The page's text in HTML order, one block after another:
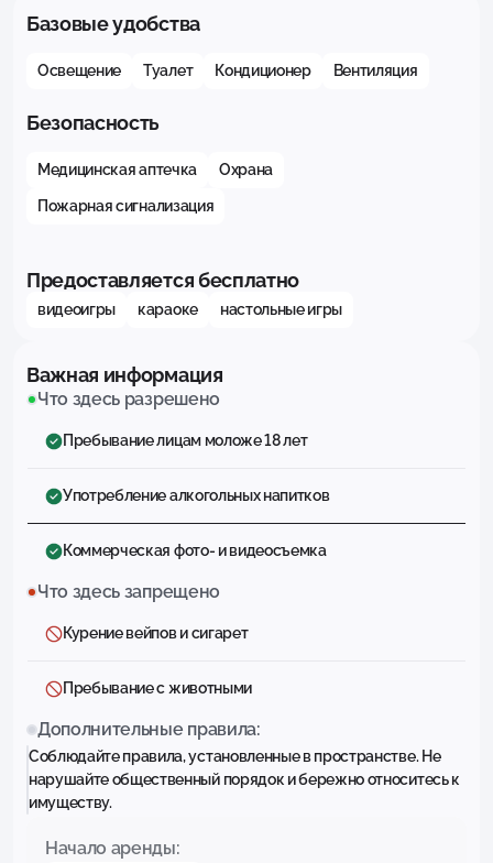
Базовые удобства
Освещение Туалет Кондиционер Вентиляция
Безопасность
Медицинская аптечка Охрана
Пожарная сигнализация
Предоставляется бесплатно
видеоигры караоке настольные игры
Важная информация
Что здесь разрешено
Пребывание лицам моложе 18 лет
Употребление алкогольных напитков
Коммерческая фото- и видеосъемка
Что здесь запрещено
Курение вейпов и сигарет
Пребывание с животными
Дополнительные правила:
Соблюдайте правила, установленные в пространстве. Не
нарушайте общественный порядок и бережно относитесь к
имуществу.
Начало аренды: